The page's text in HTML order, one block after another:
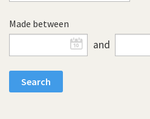
Made between
and